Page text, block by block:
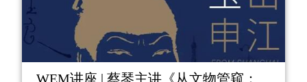
WEM讲座 | 蔡琴主讲《从文物管窥：